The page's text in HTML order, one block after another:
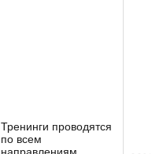
Тренинги проводятся
по всем